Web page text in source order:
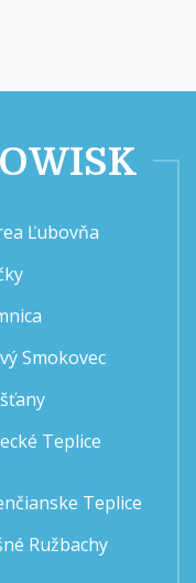
Ľubovňa
Smokovec
Teplice
Teplice
Ružbachy